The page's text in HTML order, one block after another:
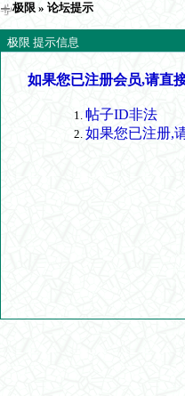
极限 » 论坛提示
极限 提示信息
如果您已注册会员,请直
帖子ID非法
如果您已注册,